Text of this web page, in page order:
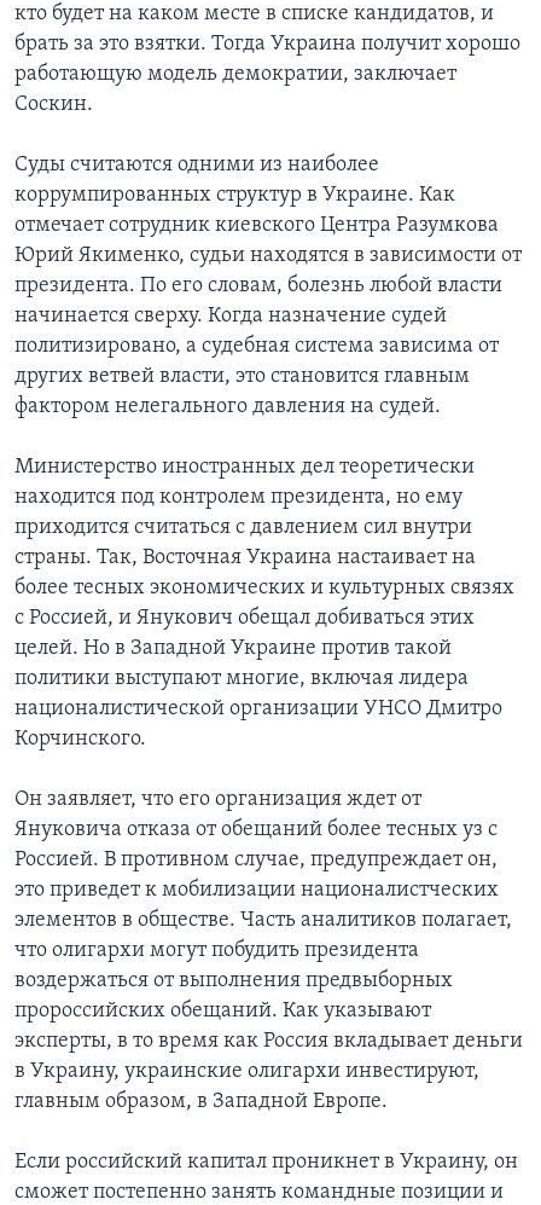
кто будет на каком месте в списке кандидатов, и
брать за это взятки. Тогда Украина получит хорошо
работающую модель демократии, заключает
Соскин.
Суды считаются одними из наиболее
коррумпированных структур в Украине. Как
отмечает сотрудник киевского Центра Разумкова
Юрий Якименко, судьи находятся в зависимости от
президента. По его словам, болезнь любой власти
начинается сверху. Когда назначение судей
политизировано, а судебная система зависима от
других ветвей власти, это становится главным
фактором нелегального давления на судей.
Министерство иностранных дел теоретически
находится под контролем президента, но ему
приходится считаться с давлением сил внутри
страны. Так, Восточная Украина настаивает на
более тесных экономических и культурных связях
с Россией, и Янукович обещал добиваться этих
целей. Но в Западной Украине против такой
политики выступают многие, включая лидера
националистической организации УНСО Дмитро
Корчинского.
Он заявляет, что его организация ждет от
Януковича отказа от обещаний более тесных уз с
Россией. В противном случае, предупреждает он,
это приведет к мобилизации националистческих
элементов в обществе. Часть аналитиков полагает,
что олигархи могут побудить президента
воздержаться от выполнения предвыборных
пророссийских обещаний. Как указывают
эксперты, в то время как Россия вкладывает деньги
в Украину, украинские олигархи инвестируют,
главным образом, в Западной Европе.
Если российский капитал проникнет в Украину, он
сможет постепенно занять командные позиции и